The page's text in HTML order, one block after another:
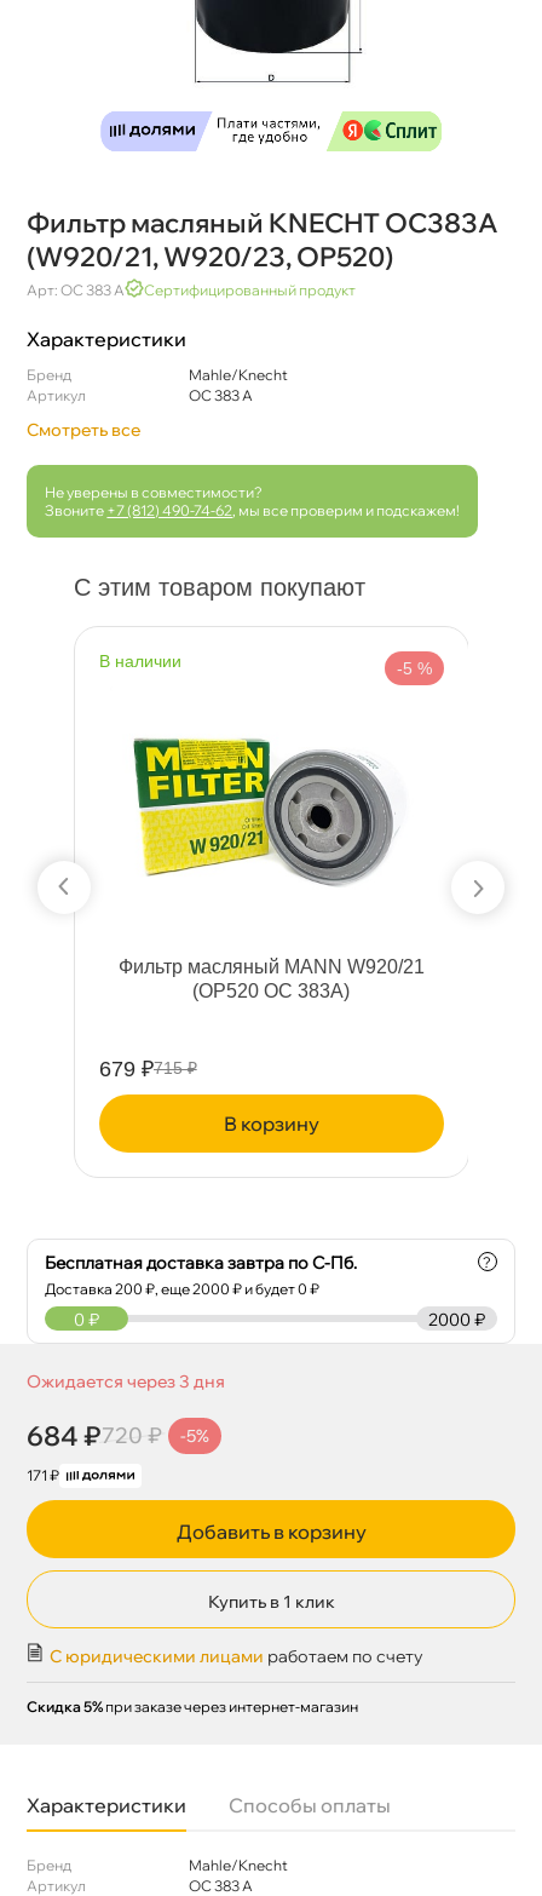
Фильтр масляный KNECHT OC383A
(W920/21, W920/23, OP520)
Арт: OC 383 A Сертифицированный продукт
Характеристики
Бренд
Mahle/Knecht
Артикул
OC 383 A
Смотреть все
Не уверены в совместимости?
Звоните +7 (812) 490-74-62 , мы все проверим и подскажем!
С этим товаром покупают
наличии -5 %
Фильтр масляный MANN W920/21
(OP520 OC 383A)
679 ₽715 ₽
корзину
Бесплатная доставка завтра по С-Пб.
Доставка200 ₽, еще2000 ₽ и будет 0 ₽
?
2000 ₽
0 ₽
Ожидается через 3 дня
684 ₽720 ₽ -5%
171 ₽
Добавить в корзину
Купить в 1 клик
С юридическими лицами работаем по счету
Скидка 5% при заказе через интернет-магазин
Характеристики Способы оплаты
Бренд
Mahle/Knecht
Артикул
OC 383 A